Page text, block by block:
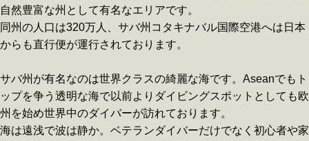
自然豊富な州として有名なエリアです。
同州の人口は320万人、サバ州コタキナバル国際空港へは日本
からも直行便が運行されております。
サバ州が有名なのは世界クラスの綺麗な海です。Aseanでもト
ップを争う透明な海で以前よりダイビングスポットとしても欧
州を始め世界中のダイバーが訪れております。
海は遠浅で波は静か。ベテランダイバーだけでなく初心者や家